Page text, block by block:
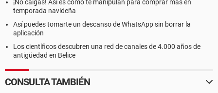
¡No caigas! Así es como te manipulan para comprar más en
temporada navideña
Así puedes tomarte un descanso de WhatsApp sin borrar la
aplicación
Los científicos descubren una red de canales de 4.000 años de
antigüedad en Belice
CONSULTA TAMBIÉN